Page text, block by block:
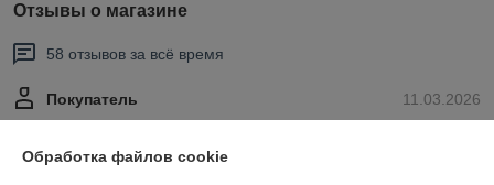
Отзывы о магазине
58 отзывов за всё время
11.03.2026
Покупатель
Обработка файлов cookie